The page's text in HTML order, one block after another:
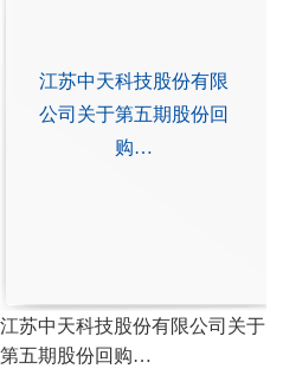
江苏中天科技股份有限
公司关于第五期股份回
购…
江苏中天科技股份有限公司关于
第五期股份回购…